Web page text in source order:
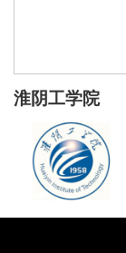
淮阴工学院